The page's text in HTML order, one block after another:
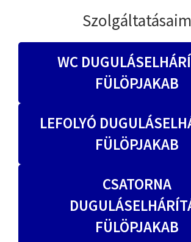
Szolgáltatásaim
WC
FÜLÖPJAKAB
LEFOLYÓ
FÜLÖPJAKAB
CSATORNA
FÜLÖPJAKAB